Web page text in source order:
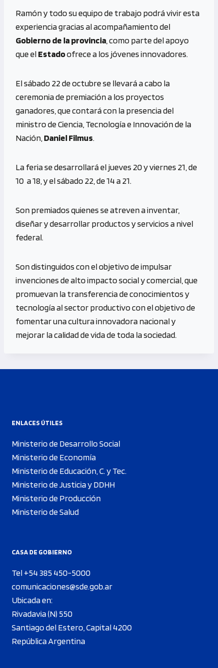
Ramón y todo su equipo de trabajo podrá vivir esta
experiencia gracias al acompañamiento del
Gobierno de la provincia , como parte del apoyo
que elEstadoofrece a los jóvenes innovadores.
El sábado 22 de octubre se llevará a cabo la
ceremonia de premiación a los proyectos
ganadores, que contará con la presencia del
ministro de Ciencia, Tecnología e Innovación de la
Nación, Daniel Filmus.
La feria se desarrollará el jueves 20 y viernes 21, de
10 a 18, y el sábado 22, de 14 a 21.
Son premiados quienes se atreven a inventar,
diseñar y desarrollar productos y servicios a nivel
federal.
Son distinguidos con el objetivo de impulsar
invenciones de alto impacto social y comercial, que
promuevan la transferencia de conocimientos y
tecnología al sector productivo con el objetivo de
fomentar una cultura innovadora nacional y
mejorar la calidad de vida de toda la sociedad.
ENLACES ÚTILES
Ministerio de Desarrollo Social
Ministerio de Economía
Ministerio de Educación, C. y Tec.
Ministerio de Justicia y DDHH
Ministerio de Producción
Ministerio de Salud
CASA DE GOBIERNO
Tel +54 385 450-5000
comunicaciones@sde.gob.ar
Ubicada en:
Rivadavia (N) 550
Santiago del Estero, Capital 4200
República Argentina